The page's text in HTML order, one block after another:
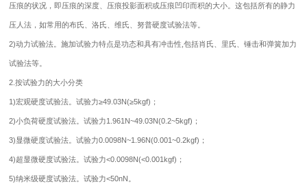
压痕的状况，即压痕的深度、压痕投影面积或压痕凹印而积的大小。这包括所有的静力
压人法，如常用的布氏、洛氏、维氏、努普硬度试验法等。
2)动力试验法。施加试验力特点是功态和具有冲击性,包括肖氏、里氏、锤击和弹簧加力
试验法等。
2.按试验力的大小分类
1)宏观硬度试验法。试验力≥49.03N(≥5kgf)；
2)小负荷硬度试验法。试验力1.961N~49.03N(0.2~5kgf)；
3)显微硬度试验法。试验力0.0098N~1.96N(0.001~0.2kgf)；
4)超显微硬度试验法。试验力<0.0098N(<0.001kgf)；
5)纳米级硬度试验法。试验力<50nN。